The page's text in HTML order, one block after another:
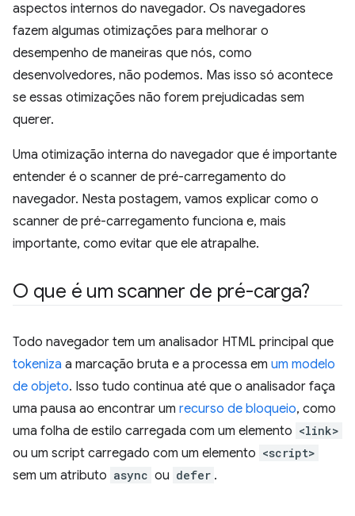
aspectos internos do navegador. Os navegadores
fazem algumas otimizações para melhorar o
desempenho de maneiras que nós, como
desenvolvedores, não podemos. Mas isso só acontece
se essas otimizações não forem prejudicadas sem
querer.
Uma otimização interna do navegador que é importante
entender é o scanner de pré-carregamento do
navegador. Nesta postagem, vamos explicar como o
scanner de pré-carregamento funciona e, mais
importante, como evitar que ele atrapalhe.
O que é um scanner de pré-carga?
Todo navegador tem um analisador HTML principal que
tokeniza a marcação bruta e a processa em um modelo
de objeto. Isso tudo continua até que o analisador faça
uma pausa ao encontrar um recurso de bloqueio, como
uma folha de estilo carregada com um elemento <link>
ou um script carregado com um elemento <script>
sem um atributo async ou defer .